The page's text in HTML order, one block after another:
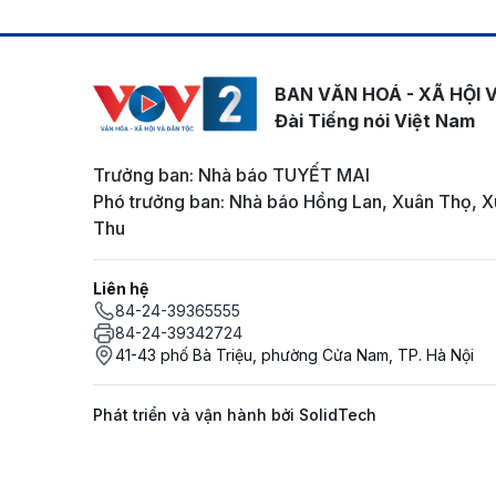
BAN VĂN HOÁ - XÃ HỘI
Đài Tiếng nói Việt Nam
Trưởng ban: Nhà báo TUYẾT MAI
Phó trưởng ban: Nhà báo Hồng Lan, Xuân Thọ,
Thu
Liên hệ
84-24-39365555
84-24-39342724
41-43 phố Bà Triệu, phường Cửa Nam, TP. Hà Nội
Phát triển và vận hành bởi SolidTech